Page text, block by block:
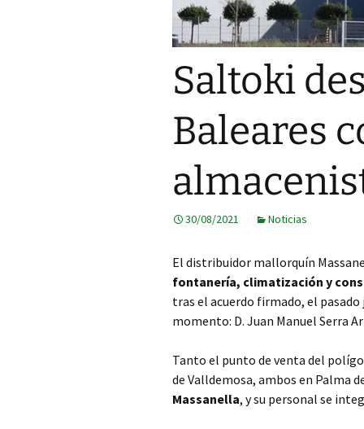
Saltoki
Baleares
30/08/2021 Noticias
El distribuidor mallorquín
fontanería, climatización y
tras el acuerdo firmado, el
momento: D. Juan Manuel Serra
Tanto el punto de venta del
de Valldemosa, ambos en Palma
Massanella, y su personal se